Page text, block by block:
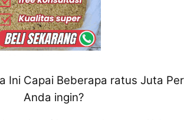
Ini Capai Beberapa ratus Juta
Anda ingin?